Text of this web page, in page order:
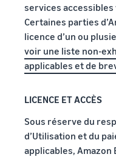
services accessibles
Certaines parties
licence d’un ou
voir une liste non-
applicables et de
LICENCE ET ACCÈS
Sous réserve du
d’Utilisation et du
applicables, Amazon